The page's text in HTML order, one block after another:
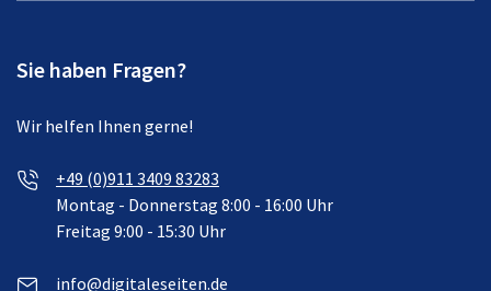
Sie haben Fragen?
Wir helfen Ihnen gerne!
+49 (0)911 3409 83283
Montag - Donnerstag 8:00 - 16:00 Uhr
Freitag 9:00 - 15:30 Uhr
info@digitaleseiten.de